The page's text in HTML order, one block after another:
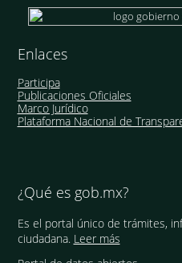
Enlaces
Participa
Publicaciones Oficiales
Marco Jurídico
Plataforma Nacional de
¿Qué es gob.mx?
Es el portal único de trámites,
ciudadana. Leer más